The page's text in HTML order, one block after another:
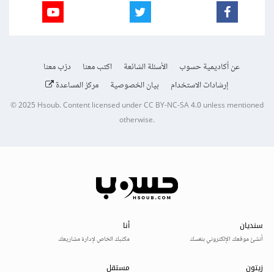
عن أكاديمية حسوب الأسئلة الشائعة اكتب معنا
درّب معنا
إرشادات الاستخدام
بيان الخصوصية مركز المساعدة
© 2025Hsoub.Content licensed underCC BY-NC-SA 4.0unless mentioned
otherwise.